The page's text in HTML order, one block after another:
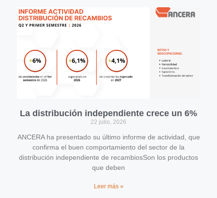
La distribución independiente crece un 6%
22 julio, 2026
ANCERA ha presentado su último informe de actividad, que
confirma el buen comportamiento del sector de la
distribución independiente de recambiosSon los productos
que deben
Leer más »